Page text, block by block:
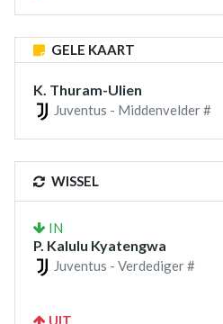
GELE KAART
K. Thuram-Ulien
Juventus - Middenvelder #
WISSEL
IN
P. Kalulu Kyatengwa
Juventus - Verdediger #